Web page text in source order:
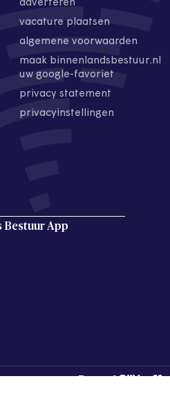
adverteren
vacature plaatsen
algemene voorwaarden
maak binnenlandsbestuur.nl
uw google-favoriet
privacy statement
privacyinstellingen
Bestuur App